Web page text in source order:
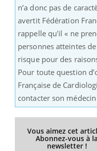
n’a donc pas de
avertit Fédération
rappelle qu'il « ne
personnes atteintes
risque pour des
Pour toute question
Française de
contacter son
Vous aimez cet
Abonnez-vous à la
newsletter !